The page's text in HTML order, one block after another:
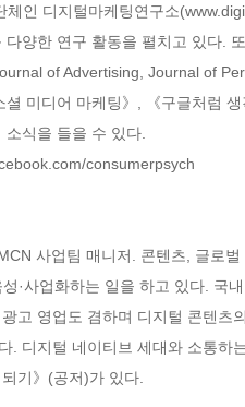
체인 디지털마케팅연구소
다양한 연구 활동을 펼치고 있다.
of Advertising, Journal of
셜 미디어 마케팅》, 《구글처럼
식을 들을 수 있다.
consumerpsych
사업팀 매니저. 콘텐츠, 글로
·사업화하는 일을 하고 있다. 국
고 영업도 겸하며 디지털 콘텐
. 디지털 네이티브 세대와 소통
기》(공저)가 있다.